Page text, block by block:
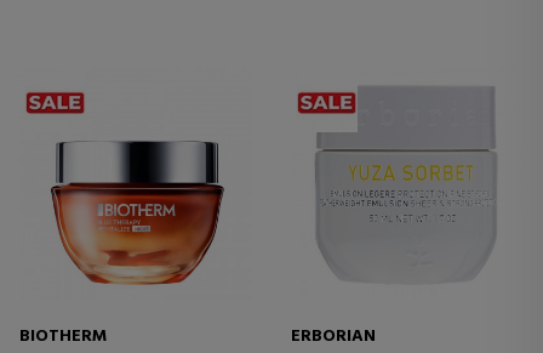
BIOTHERM
ERBORIAN